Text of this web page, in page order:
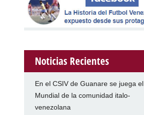
Noticias Recientes
En el CSIV de Guanare se juega el
Mundial de la comunidad italo-
venezolana